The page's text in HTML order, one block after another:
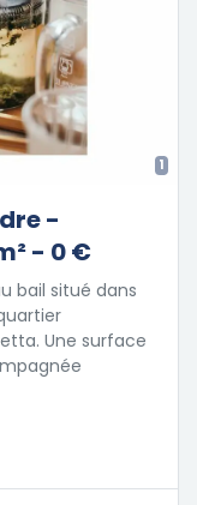
1
-
- 0 €
bail situé dans
Une surface